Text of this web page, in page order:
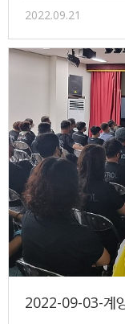
2022.09.21
2022-09-03-계